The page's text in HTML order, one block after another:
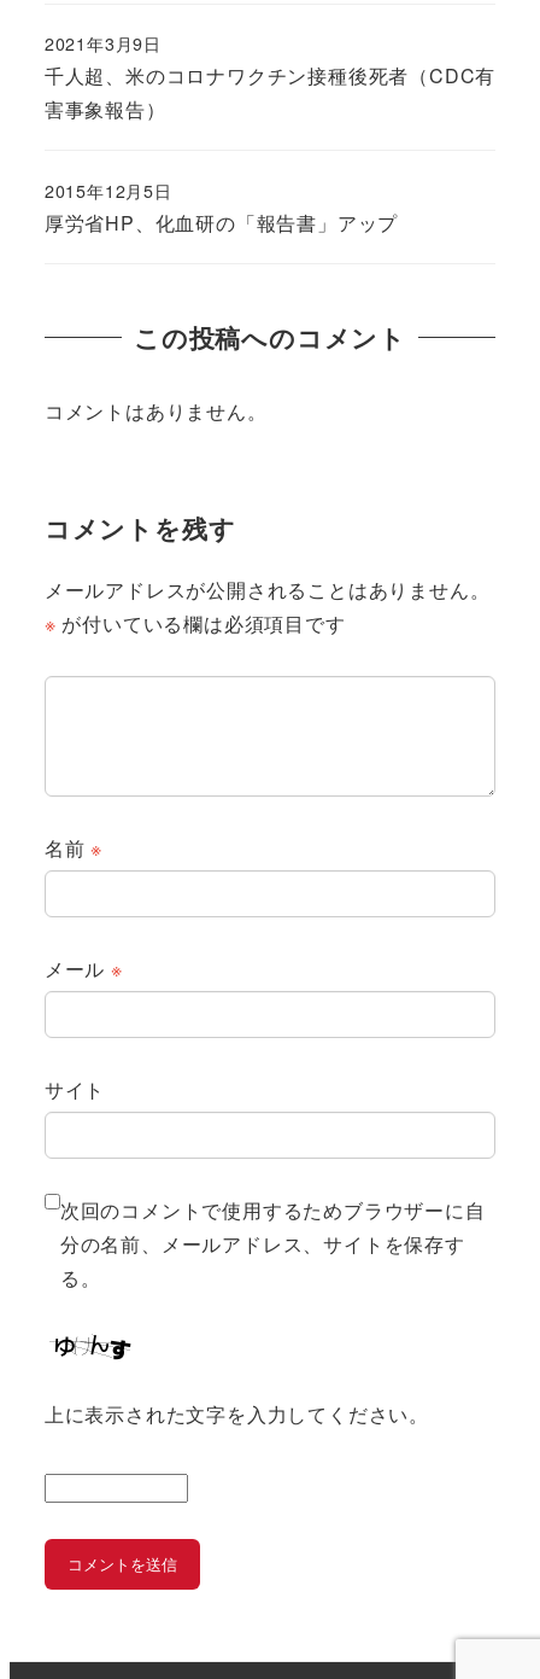
千人超、米のコロナワクチン接種後死者（CDC有
害事象報告）
2021年3月9日
厚労省HP、化血研の「報告書」アップ
2015年12月5日
この投稿へのコメント
コメントはありません。
コメントを残す
メールアドレスが公開されることはありません。
※ が付いている欄は必須項目です
名前※
メール ※
サイト
次回のコメントで使用するためブラウザーに自
分の名前、メールアドレス、サイトを保存す
る。
上に表示された文字を入力してください。